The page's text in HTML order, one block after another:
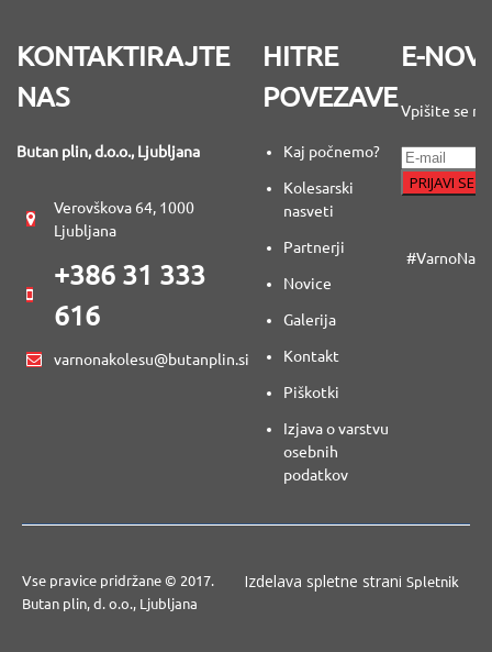
KONTAKTIRAJTE
NAS
Butan plin, d.o.o., Ljubljana
Verovškova 64, 1000
Ljubljana
+386 31 333
616
varnonakolesu@butanplin.si
HITRE
POVEZAVE
Kaj počnemo?
Kolesarski
nasveti
Partnerji
Novice
Galerija
Kontakt
Piškotki
Izjava o varstvu
osebnih
podatkov
E-
Vpišite se na
Vse pravice pridržane © 2017.
Butan plin, d. o.o., Ljubljana
Izdelava spletne strani Spletnik